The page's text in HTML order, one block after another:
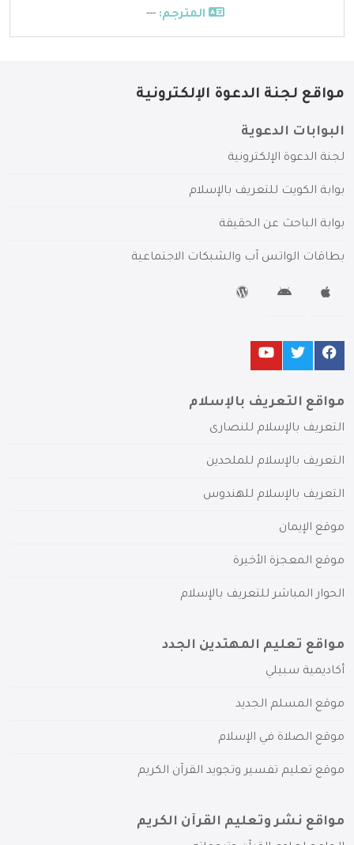
المترجم: ---
مواقع لجنة الدعوة الإلكترونية
البوابات الدعوية
لجنة الدعوة الإلكترونية
بوابة الكويت للتعريف بالإسلام
بوابة الباحث عن الحقيقة
بطاقات الواتس آب والشبكات الاجتماعية
مواقع التعريف بالإسلام
التعريف بالإسلام للنصارى
التعريف بالإسلام للملحدين
التعريف بالإسلام للهندوس
موقع الإيمان
موقع المعجزة الأخيرة
الحوار المباشر للتعريف بالإسلام
مواقع تعليم المهتدين الجدد
أكاديمية سبيلي
موقع المسلم الجديد
موقع الصلاة في الإسلام
موقع تعليم تفسير وتجويد القرآن الكريم
مواقع نشر وتعليم القرآن الكريم